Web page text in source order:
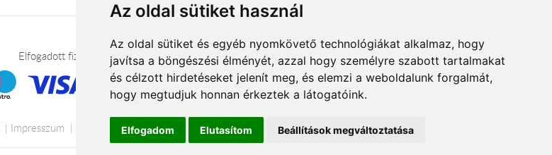
Az oldal sütiket használ
Az oldal sütiket és egyéb nyomkövető technológiákat alkalmaz, hogy
javítsa a böngészési élményét, azzal hogy személyre szabott tartalmakat
és célzott hirdetéseket jelenít meg, és elemzi a weboldalunk forgalmát,
hogy megtudjuk honnan érkeztek a látogatóink.
Elfogadom Elutasítom Beállítások megváltoztatása
Elfogadott fizetési módok
Impresszum Adatkezelési tájékoztató